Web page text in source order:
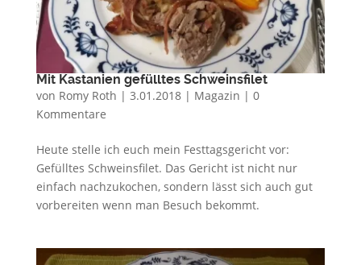
Mit Kastanien gefülltes Schweinsfilet
von Romy Roth | 3.01.2018| Magazin | 0
Kommentare
Heute stelle ich euch mein Festtagsgericht vor:
Gefülltes Schweinsfilet. Das Gericht ist nicht nur
einfach nachzukochen, sondern lässt sich auch gut
vorbereiten wenn man Besuch bekommt.